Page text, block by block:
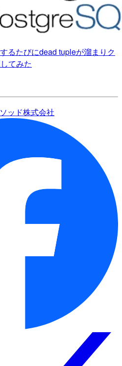
るたびにdead tupleが溜まりク
てみた
ッド株式会社